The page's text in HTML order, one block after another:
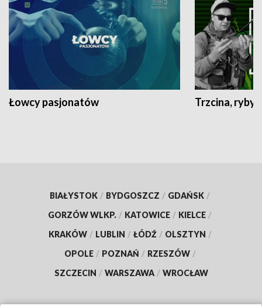
Łowcy pasjonatów Trzcina, ryby
BIAŁYSTOK / BYDGOSZCZ / GDAŃSK /
GORZÓW WLKP. / KATOWICE / KIELCE /
KRAKÓW / LUBLIN / ŁÓDŹ / OLSZTYN /
OPOLE / POZNAŃ / RZESZÓW /
SZCZECIN / WARSZAWA / WROCŁAW